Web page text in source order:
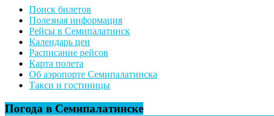
Поиск билетов
Полезная информация
Рейсы в Семипалатинск
Календарь цен
Расписание рейсов
Карта полета
Об аэропорте Семипалатинска
Такси и гостиницы
Погода в Семипалатинске